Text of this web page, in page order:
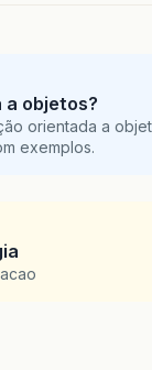
a objetos?
orientada a
exemplos.